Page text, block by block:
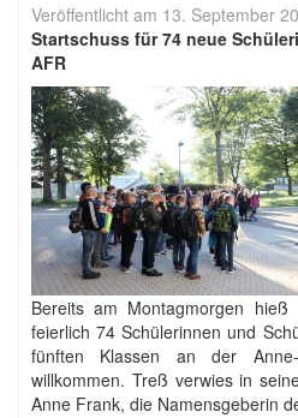
Veröffentlicht am 13. September
Startschuss für 74 neue
AFR
Bereits am Montagmorgen hieß
feierlich 74 Schülerinnen und
fünften Klassen an der Anne-
willkommen. Treß verwies in
Anne Frank, die Namensgeberin